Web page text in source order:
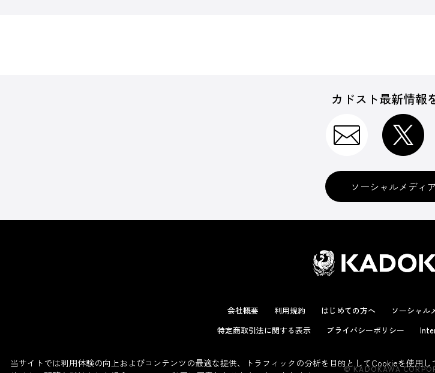
カドスト最新情報
ソーシャルメディ
会社概要 利用規約 はじめての方へ ソーシャル
特定商取引法に関する表示
プライバシーポリシー
© KADOKAWA
当サイトでは利用体験の向上およびコンテンツの最適な提供、トラフィックの分析を目的としてCookieを使用し